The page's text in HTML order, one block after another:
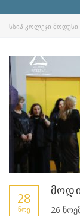
ᲡᲡᲘᲞ ᲙᲝᲚᲔᲯᲘ ᲛᲝᲓᲣᲡᲘ
28
ᲜᲝᲔ
26